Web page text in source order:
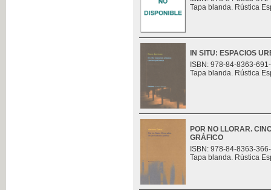
Tapa blanda. Rústica
IN SITU: ESPACIOS
ISBN: 978-84-8363-
Tapa blanda. Rústica
POR NO LLORAR.
GRÁFICO
ISBN: 978-84-8363-
Tapa blanda. Rústica